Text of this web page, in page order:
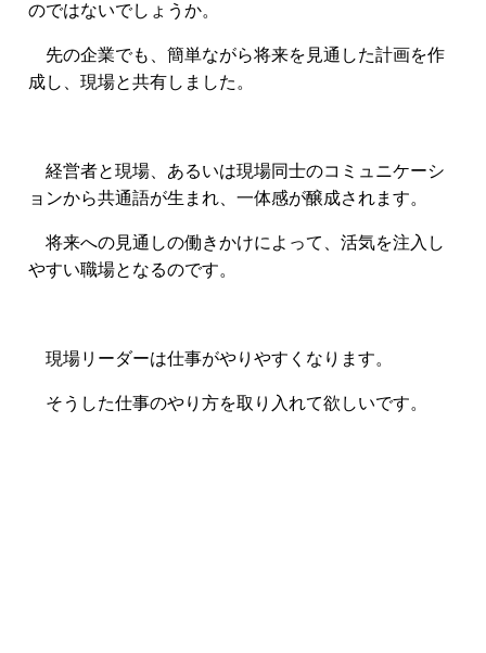
のではないでしょうか。
先の企業でも、簡単ながら将来を見通した計画を作
成し、現場と共有しました。
経営者と現場、あるいは現場同士のコミュニケーシ
ョンから共通語が生まれ、一体感が醸成されます。
将来への見通しの働きかけによって、活気を注入し
やすい職場となるのです。
現場リーダーは仕事がやりやすくなります。
そうした仕事のやり方を取り入れて欲しいです。